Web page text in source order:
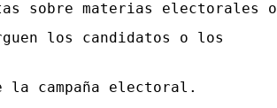
sobre materias electorales o
los candidatos o los
campaña electoral.